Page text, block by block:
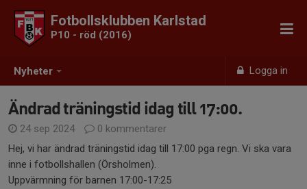
Nyheter Logga in
Fotbollsklubben Karlstad
P10 - röd (2016)
Ändrad träningstid idag till 17:00.
24 sep 2024
0 kommentarer
Hej, vi har ändrad träningstid idag till 17:00 pga regn. Vi ska vara
inne i fotbollshallen (Örsholmen).
Uppvärmning för barnen 17:00-17:25